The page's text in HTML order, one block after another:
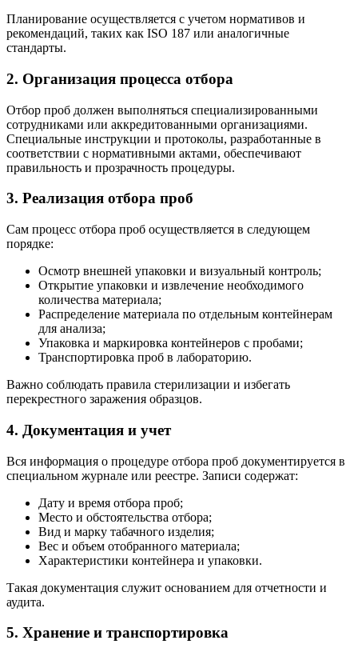
Планирование осуществляется с учетом нормативов и
рекомендаций, таких как ISO 187 или аналогичные
стандарты.
2. Организация процесса отбора
Отбор проб должен выполняться специализированными
сотрудниками или аккредитованными организациями.
Специальные инструкции и протоколы, разработанные в
соответствии с нормативными актами, обеспечивают
правильность и прозрачность процедуры.
3. Реализация отбора проб
Сам процесс отбора проб осуществляется в следующем
порядке:
Осмотр внешней упаковки и визуальный контроль;
Открытие упаковки и извлечение необходимого
количества материала;
Распределение материала по отдельным контейнерам
для анализа;
Упаковка и маркировка контейнеров с пробами;
Транспортировка проб в лабораторию.
Важно соблюдать правила стерилизации и избегать
перекрестного заражения образцов.
4. Документация и учет
Вся информация о процедуре отбора проб документируется в
специальном журнале или реестре. Записи содержат:
Дату и время отбора проб;
Место и обстоятельства отбора;
Вид и марку табачного изделия;
Вес и объем отобранного материала;
Характеристики контейнера и упаковки.
Такая документация служит основанием для отчетности и
аудита.
5. Хранение и транспортировка